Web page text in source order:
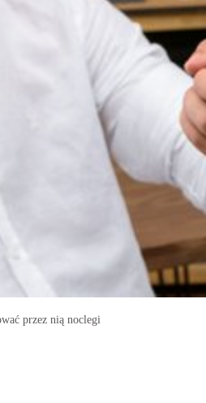
przez nią noclegi